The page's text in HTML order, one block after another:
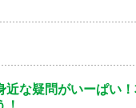
近な疑問がいーぱい
！